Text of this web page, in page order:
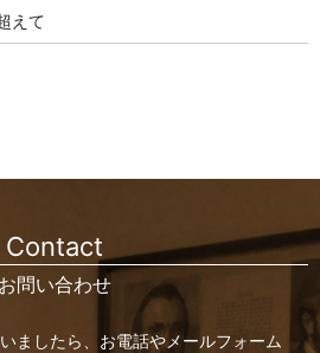
えて
Contact
お問い合わせ
ましたら、お電話やメールフォーム